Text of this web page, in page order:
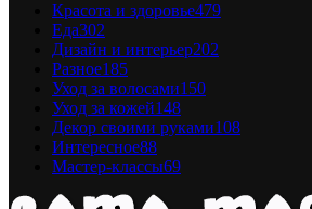
Красота и здоровье479
Еда302
Дизайн и интерьер202
Разное185
Уход за волосами150
Уход за кожей148
Декор своими руками108
Интересное88
Мастер-классы69